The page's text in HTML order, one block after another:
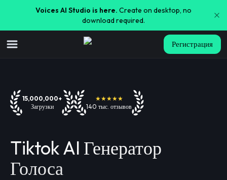
Voices AI Studio is here. Create on desktop, no
download required.
Регистрация
15,000,000+
Загрузки
★★★★★
140 тыс. отзывов
Tiktok AI Генератор
Голоса